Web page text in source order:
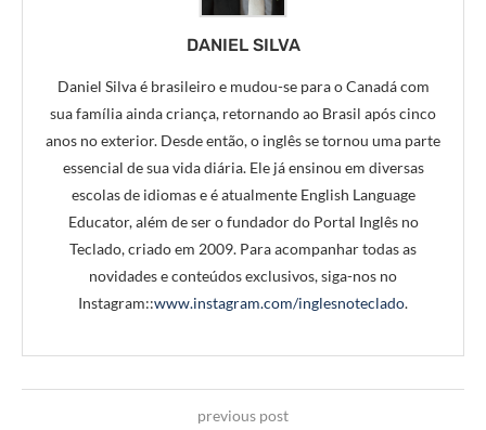
DANIEL SILVA
Daniel Silva é brasileiro e mudou-se para o Canadá com
sua família ainda criança, retornando ao Brasil após cinco
anos no exterior. Desde então, o inglês se tornou uma parte
essencial de sua vida diária. Ele já ensinou em diversas
escolas de idiomas e é atualmente English Language
Educator, além de ser o fundador do Portal Inglês no
Teclado, criado em 2009. Para acompanhar todas as
novidades e conteúdos exclusivos, siga-nos no
Instagram::www.instagram.com/inglesnoteclado.
previous post